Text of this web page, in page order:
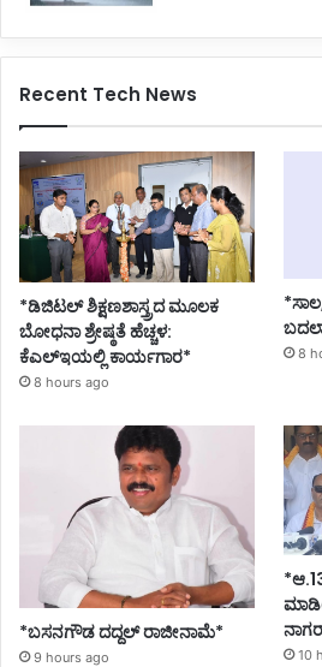
Recent Tech News
*ಡಿಜಿಟಲ್ ಶಿಕ್ಷಣಶಾಸ್ತ್ರದ ಮೂಲಕ
ಬೋಧನಾ ಶ್ರೇಷ್ಠತೆ ಹೆಚ್ಚಳ:
ಕೆಎಲ್ಇಯಲ್ಲಿ ಕಾರ್ಯಗಾರ*
8 hours ago
8
*ಬಸನಗೌಡ ದದ್ದಲ್‌ ರಾಜೀನಾಮೆ*
9 hours ago 10